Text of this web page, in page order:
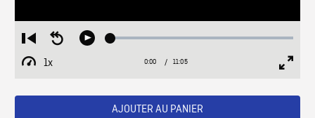
Restart
from
beginning
Seek
Play Loaded:
1x
Playback
Current
0:00 / Duration
11:05
AJOUTER AU PANIER